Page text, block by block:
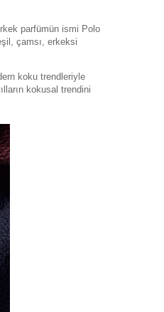
parfümün ismi Polo
çamsı, erkeksi
koku trendleriyle
kokusal trendini